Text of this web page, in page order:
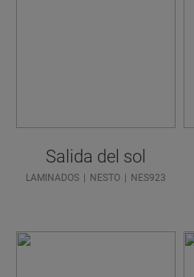
Salida del sol
LAMINADOS NESTO NES923